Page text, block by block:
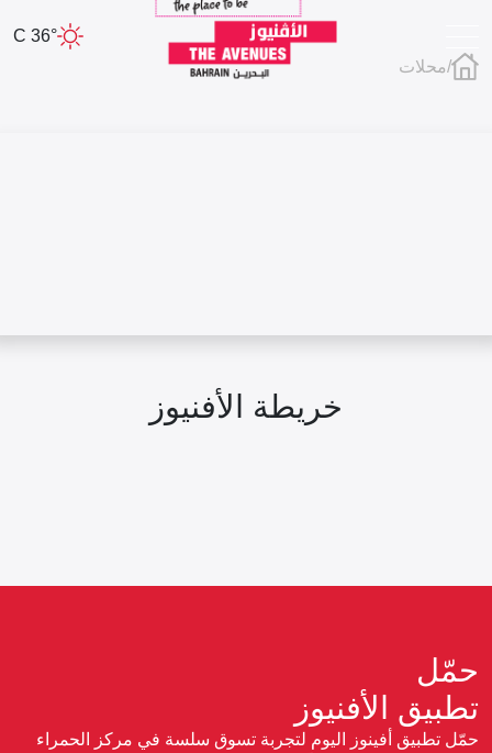
36° C
/محلات
خريطة الأفنيوز
حمّل
تطبيق الأفنيوز
حمّل تطبيق أفينوز اليوم لتجربة تسوق سلسة في مركز الحمراء